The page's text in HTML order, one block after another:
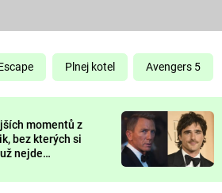
KOMEDIE
CHUCK
NORRIS
DEADPOOL
Plnej kotel Avengers 5
momentů z
bez kterých si
nejde